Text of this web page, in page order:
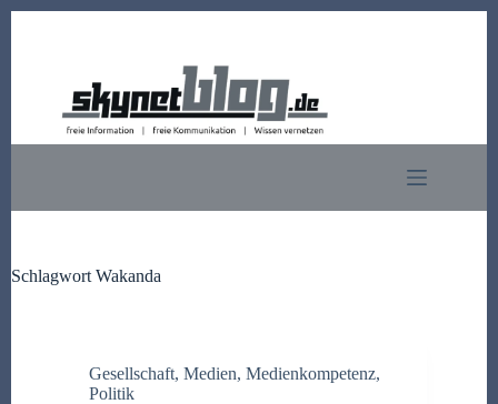
Schlagwort Wakanda
Gesellschaft, Medien, Medienkompetenz,
Politik